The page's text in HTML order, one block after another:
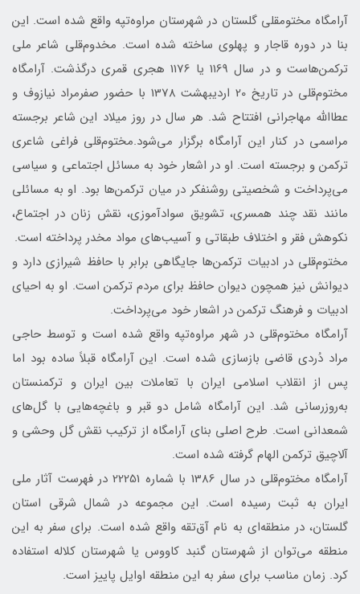
آرامگاه مختومقلی گلستان در شهرستان مراوه‌تپه واقع شده است. این
بنا در دوره قاجار و پهلوی ساخته شده است. مخدوم‌قلی شاعر ملی
ترکمن‌هاست و در سال 1169 یا 1176 هجری قمری درگذشت. آرامگاه
مختوم‌قلی در تاریخ 20 اردیبهشت 1378 با حضور صفرمراد نیازوف و
عطاالله مهاجرانی افتتاح شد. هر سال در روز میلاد این شاعر برجسته
مراسمی در کنار این آرامگاه برگزار می‌شود.مختوم‌قلی فراغی شاعری
ترکمن و برجسته است. او در اشعار خود به مسائل اجتماعی و سیاسی
می‌پرداخت و شخصیتی روشنفکر در میان ترکمن‌ها بود. او به مسائلی
مانند نقد چند همسری، تشویق سوادآموزی، نقش زنان در اجتماع،
نکوهش فقر و اختلاف طبقاتی و آسیب‌های مواد مخدر پرداخته است.
مختوم‌قلی در ادبیات ترکمن‌ها جایگاهی برابر با حافظ شیرازی دارد و
دیوانش نیز همچون دیوان حافظ برای مردم ترکمن است. او به احیای
ادبیات و فرهنگ ترکمن در اشعار خود می‌پرداخت.
آرامگاه مختوم‌قلی در شهر مراوه‌تپه واقع شده است و توسط حاجی
مراد دُردی قاضی بازسازی شده است. این آرامگاه قبلاً ساده بود اما
پس از انقلاب اسلامی ایران با تعاملات بین ایران و ترکمنستان
به‌روزرسانی شد. این آرامگاه شامل دو قبر و باغچه‌هایی با گل‌های
شمعدانی است. طرح اصلی بنای آرامگاه از ترکیب نقش گل وحشی و
آلاچیق ترکمن الهام گرفته شده است.
آرامگاه مختوم‌قلی در سال 1386 با شماره 22251 در فهرست آثار ملی
ایران به ثبت رسیده است. این مجموعه در شمال شرقی استان
گلستان، در منطقه‌ای به نام آق‌تقه واقع شده است. برای سفر به این
منطقه می‌توان از شهرستان گنبد کاووس یا شهرستان کلاله استفاده
کرد. زمان مناسب برای سفر به این منطقه اوایل پاییز است.